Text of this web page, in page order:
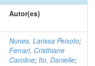
Autor(es)
Nunes, Larissa Peixoto;
Ferrari, Cristhiane
Caroline; Ito, Danielle;